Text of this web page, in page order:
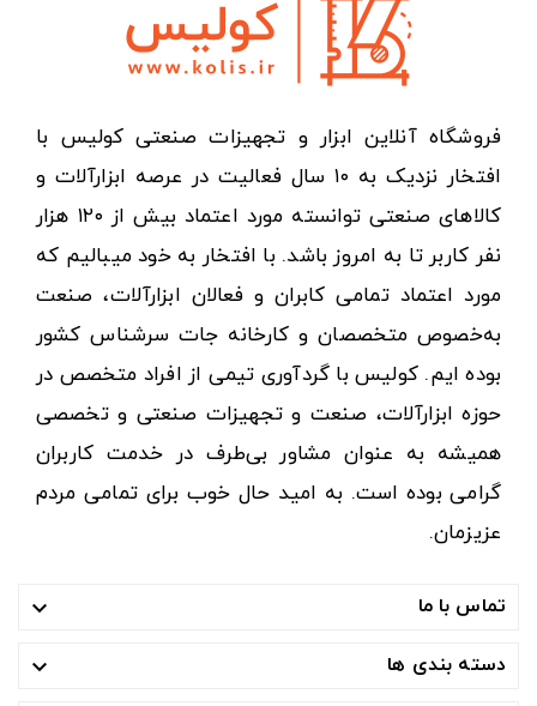
فروشگاه آنلاین ابزار و تجهیزات صنعتی کولیس با
افتخار نزدیک به ۱۰ سال فعالیت در عرصه ابزارآلات و
کالاهای صنعتی توانسته مورد اعتماد بیش از ۱۲۰ هزار
نفر کاربر تا به امروز باشد. با افتخار به خود میبالیم که
مورد اعتماد تمامی کابران و فعالان ابزارآلات، صنعت
به‌خصوص متخصصان و کارخانه جات سرشناس کشور
بوده ایم. کولیس با گردآوری تیمی از افراد متخصص در
حوزه ابزارآلات، صنعت و تجهیزات صنعتی و تخصصی
همیشه به عنوان مشاور بی‌طرف در خدمت کاربران
گرامی بوده است. به امید حال خوب برای تمامی مردم
عزیزمان.
تماس با ما 
دسته بندی ها 